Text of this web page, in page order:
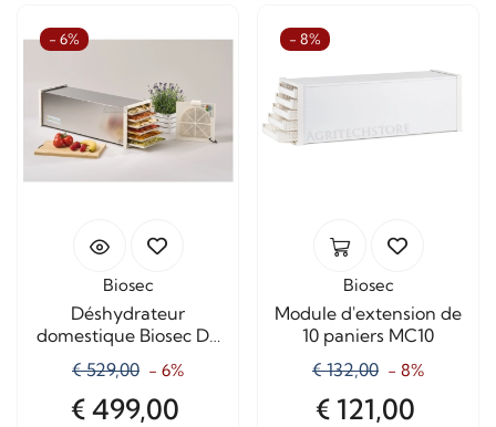
- 6%
Biosec
Déshydrateur
domestique Biosec De
inoxydable – 12
paniers
€ 529,00 - 6%
€ 499,00
- 8%
Biosec
Module d'extension de
10 paniers MC10
€ 132,00 - 8%
€ 121,00